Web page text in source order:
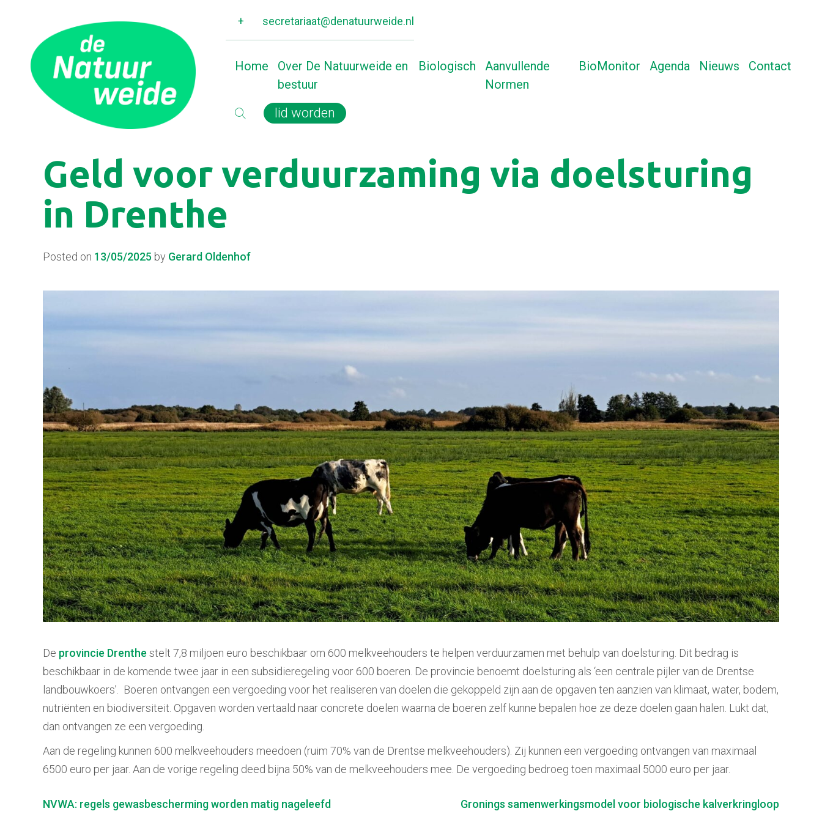
+ secretariaat@denatuurweide.nl
Home
Over De Natuurweide en
bestuur
Biologisch
Aanvullende
Normen
BioMonitor Agenda Nieuws Contact
lid worden
Geld voor verduurzaming via doelsturing
in Drenthe
Posted on 13/05/2025 by Gerard Oldenhof
De provincie Drenthe stelt 7,8 miljoen euro beschikbaar om 600 melkveehouders te helpen verduurzamen met behulp van doelsturing. Dit bedrag is
beschikbaar in de komende twee jaar in een subsidieregeling voor 600 boeren. De provincie benoemt doelsturing als ‘een centrale pijler van de Drentse
landbouwkoers’. Boeren ontvangen een vergoeding voor het realiseren van doelen die gekoppeld zijn aan de opgaven ten aanzien van klimaat, water, bodem,
nutriënten en biodiversiteit. Opgaven worden vertaald naar concrete doelen waarna de boeren zelf kunne bepalen hoe ze deze doelen gaan halen. Lukt dat,
dan ontvangen ze een vergoeding.
Aan de regeling kunnen 600 melkveehouders meedoen (ruim 70% van de Drentse melkveehouders). Zij kunnen een vergoeding ontvangen van maximaal
6500 euro per jaar. Aan de vorige regeling deed bijna 50% van de melkveehouders mee. De vergoeding bedroeg toen maximaal 5000 euro per jaar.
Berichtnavigatie
NVWA: regels gewasbescherming worden matig nageleefd Gronings samenwerkingsmodel voor biologische kalverkringloop